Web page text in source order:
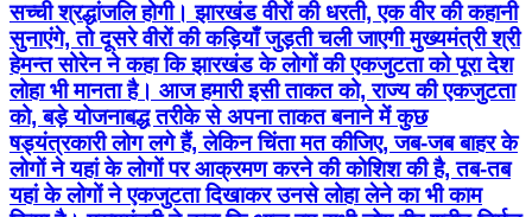
सच्ची श्रद्धांजलि होगी। झारखंड वीरों की धरती, एक वीर की कहानी
सुनाएंगे, तो दूसरे वीरों की कड़ियाँ जुड़ती चली जाएगी मुख्यमंत्री श्री
हेमन्त सोरेन ने कहा कि झारखंड के लोगों की एकजुटता को पूरा देश
लोहा भी मानता है। आज हमारी इसी ताकत को, राज्य की एकजुटता
को, बड़े योजनाबद्ध तरीके से अपना ताकत बनाने में कुछ
षड्यंत्रकारी लोग लगे हैं, लेकिन चिंता मत कीजिए, जब-जब बाहर के
लोगों ने यहां के लोगों पर आक्रमण करने की कोशिश की है, तब-तब
यहां के लोगों ने एकजुटता दिखाकर उनसे लोहा लेने का भी काम